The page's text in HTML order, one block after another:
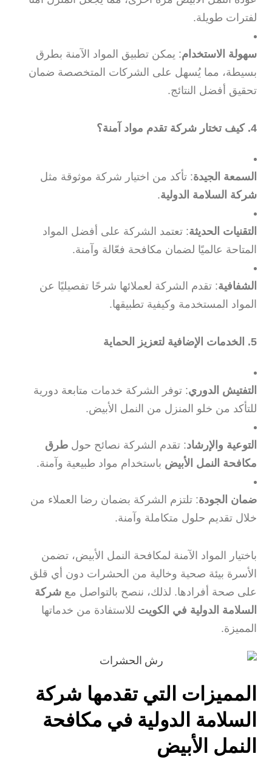
لفترات طويلة.
سهولة الاستخدام: يمكن تطبيق المواد الآمنة بطرق
بسيطة، مما يُسهل على الشركات المتخصصة ضمان
تحقيق أفضل النتائج.
4. كيف تختار شركة تقدم مواد آمنة؟
السمعة الجيدة: تأكد من اختيار شركة موثوقة مثل
شركة السلامة الدولية.
التقنيات الحديثة: تعتمد الشركة على أفضل المواد
المتاحة عالميًا لضمان مكافحة فعّالة وآمنة.
الشفافية: تقدم الشركة لعملائها شرحًا تفصيليًا عن
المواد المستخدمة وكيفية تطبيقها.
5. الخدمات الإضافية لتعزيز الحماية
التفتيش الدوري: توفر الشركة خدمات متابعة دورية
للتأكد من خلو المنزل من النمل الأبيض.
التوعية والإرشاد: تقدم الشركة نصائح حول طرق
مكافحة النمل الأبيض باستخدام مواد طبيعية وآمنة.
ضمان الجودة: تلتزم الشركة بضمان رضا العملاء من
خلال تقديم حلول متكاملة وآمنة.
باختيار المواد الآمنة لمكافحة النمل الأبيض، تضمن
الأسرة بيئة صحية وخالية من الحشرات دون أي قلق
على صحة أفرادها. لذلك، ننصح بالتواصل مع شركة
السلامة الدولية في الكويت للاستفادة من خدماتها
المميزة.
المميزات التي تقدمها شركة
السلامة الدولية في مكافحة
النمل الأبيض